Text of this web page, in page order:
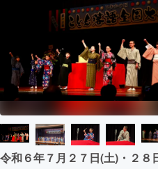
テクノロジー・ガジ
映像・映画
ビジネス・起業
まちづくり・地域活
令和６年７月２７日(土)・２８